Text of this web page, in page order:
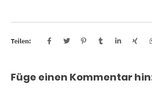
Teilen:
Füge einen Kommentar